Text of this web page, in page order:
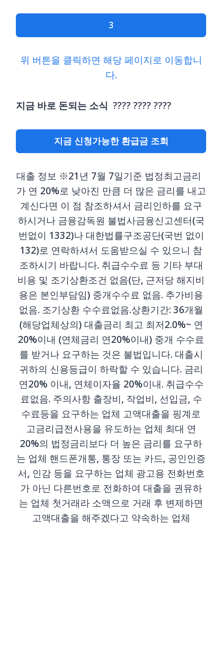
3
위 버튼을 클릭하면 해당 페이지로 이동합니
다.
지금 바로 돈되는 소식 ???? ???? ????
지금 신청가능한 환급금 조회
대출 정보 ※21년 7월 7일기준 법정최고금리
가 연 20%로 낮아진 만큼 더 많은 금리를 내고
계신다면 이 점 참조하셔서 금리인하를 요구
하시거나 금융감독원 불법사금융신고센터(국
번없이 1332)나 대한법률구조공단(국번 없이
132)로 연락하셔서 도움받으실 수 있으니 참
조하시기 바랍니다. 취급수수료 등 기타 부대
비용 및 조기상환조건 없음(단, 근저당 해지비
용은 본인부담임) 중개수수료 없음. 추가비용
없음. 조기상환 수수료없음.상환기간: 36개월
(해당업체상의) 대출금리 최고 최저2.0%~ 연
20%이내 (연체금리 연20%이내) 중개 수수료
를 받거나 요구하는 것은 불법입니다. 대출시
귀하의 신용등급이 하락할 수 있습니다. 금리
연20% 이내, 연체이자율 20%이내. 취급수수
료없음. 주의사항 출장비, 작업비, 선입금, 수
수료등을 요구하는 업체 고액대출을 핑계로
고금리급전사용을 유도하는 업체 최대 연
20%의 법정금리보다 더 높은 금리를 요구하
는 업체 핸드폰개통, 통장 또는 카드, 공인인증
서, 인감 등을 요구하는 업체 광고용 전화번호
가 아닌 다른번호로 전화하여 대출을 권유하
는 업체 첫거래라 소액으로 거래 후 변제하면
고액대출을 해주겠다고 약속하는 업체